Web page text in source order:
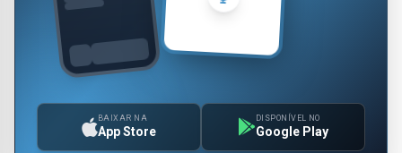
BAIXAR NA
App Store
DISPONÍVEL NO
Google Play